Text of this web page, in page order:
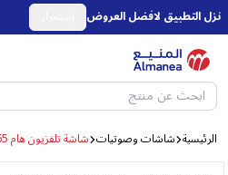
نزل التطبيق لافضل العروض
الرئيسية شاشات وصوتيات شاشة تلفزيون هام 65 بوصة سمارت، 4K UHD، لوحة Mini LED، نظام جوجل، دولبي فيجن - MiHM65UH795KGO144H